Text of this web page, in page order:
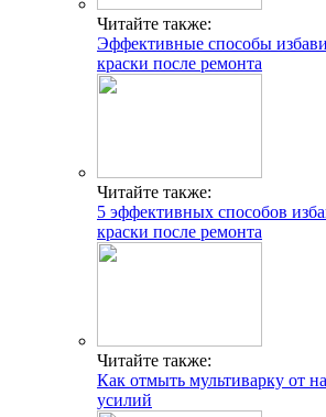
Читайте также:
Эффективные способы
краски после ремонта
Читайте также:
5 эффективных способов
краски после ремонта
Читайте также:
Как отмыть мультиварку от
усилий